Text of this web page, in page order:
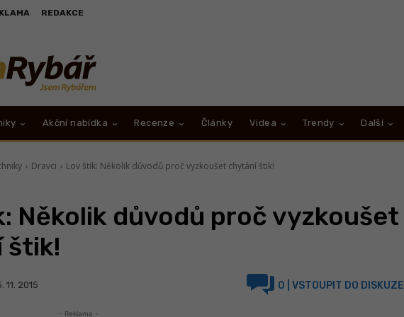
REDAKCE
Akční nabídka Recenze Články Videa Trendy Další
Dravci Lov štik: Několik důvodů proč vyzkoušet chytání štik!
Několik důvodů proč vyzkoušet
štik!
11. 2015 0 | VSTOUPIT DO DISKUZE
- Reklama -